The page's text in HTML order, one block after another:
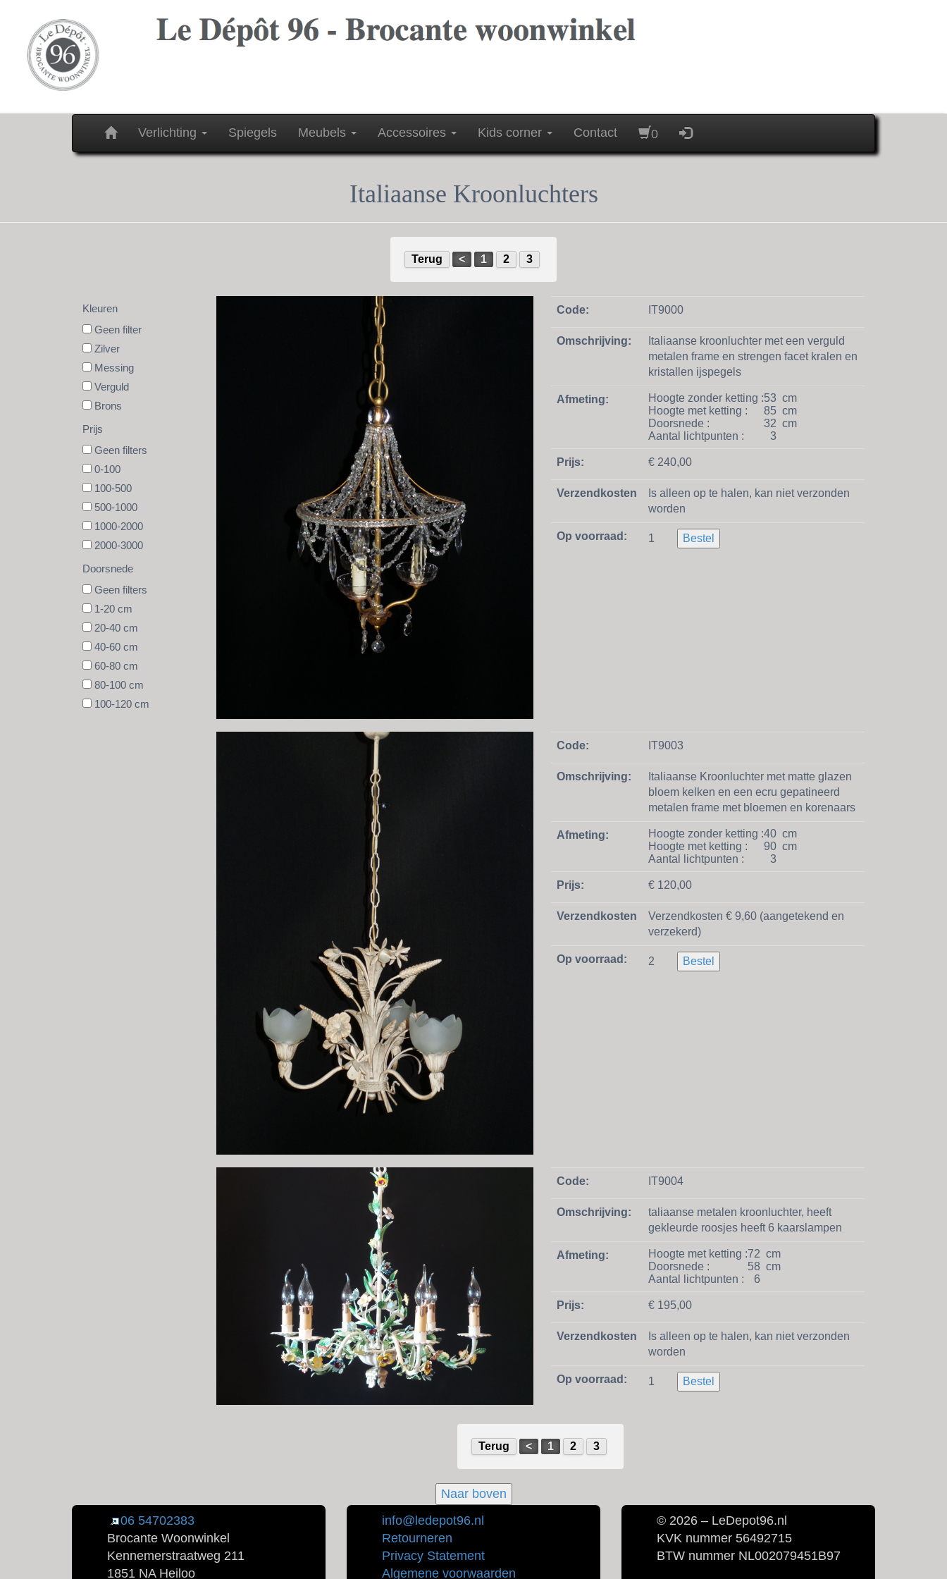
Verlichting Spiegels Meubels Accessoires Kids corner Contact 0
Italiaanse Kroonluchters
Terug < 1 2 3
Kleuren
Geen filter
Zilver
Messing
Verguld
Brons
Prijs
Geen filters
0-100
100-500
500-1000
1000-2000
2000-3000
Doorsnede
Geen filters
1-20 cm
20-40 cm
40-60 cm
60-80 cm
80-100 cm
100-120 cm
Code: IT9000
Omschrijving:
Italiaanse kroonluchter met een verguld
metalen frame en strengen facet kralen en
kristallen ijspegels
Afmeting: Hoogte zonder ketting :53 cm
Hoogte met ketting :
85 cm
Doorsnede :
32 cm
Aantal lichtpunten :
3
Prijs: € 240,00
Verzendkosten
Is alleen op te halen, kan niet verzonden
worden
Op voorraad: 1 Bestel
Code: IT9003
Omschrijving:
Italiaanse Kroonluchter met matte glazen
bloem kelken en een ecru gepatineerd
metalen frame met bloemen en korenaars
Afmeting: Hoogte zonder ketting :40 cm
Hoogte met ketting :
90 cm
Aantal lichtpunten :
3
Prijs: € 120,00
Verzendkosten
Verzendkosten € 9,60 (aangetekend en
verzekerd)
Op voorraad: 2 Bestel
Code: IT9004
Omschrijving:
taliaanse metalen kroonluchter, heeft
gekleurde roosjes heeft 6 kaarslampen
Afmeting: Hoogte met ketting :72 cm
Doorsnede :
58 cm
Aantal lichtpunten :
6
Prijs: € 195,00
Verzendkosten
Is alleen op te halen, kan niet verzonden
worden
Op voorraad: 1 Bestel
Terug < 1 2 3
Naar boven
06 54702383
Brocante Woonwinkel
Kennemerstraatweg 211
1851 NA Heiloo
info@ledepot96.nl
Retourneren
Privacy Statement
Algemene voorwaarden
© 2026 – LeDepot96.nl
KVK nummer 56492715
BTW nummer NL002079451B97